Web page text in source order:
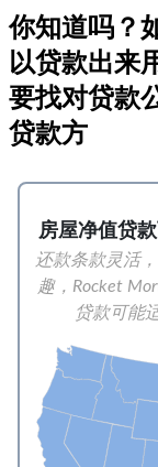
你知道吗？
以贷款出来
要找对贷款
贷款方